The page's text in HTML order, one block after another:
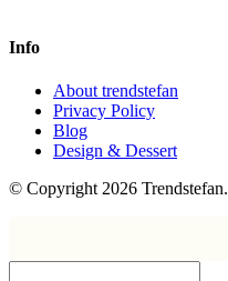
Info
About trendstefan
Privacy Policy
Blog
Design & Dessert
© Copyright 2026 Trendstefan.